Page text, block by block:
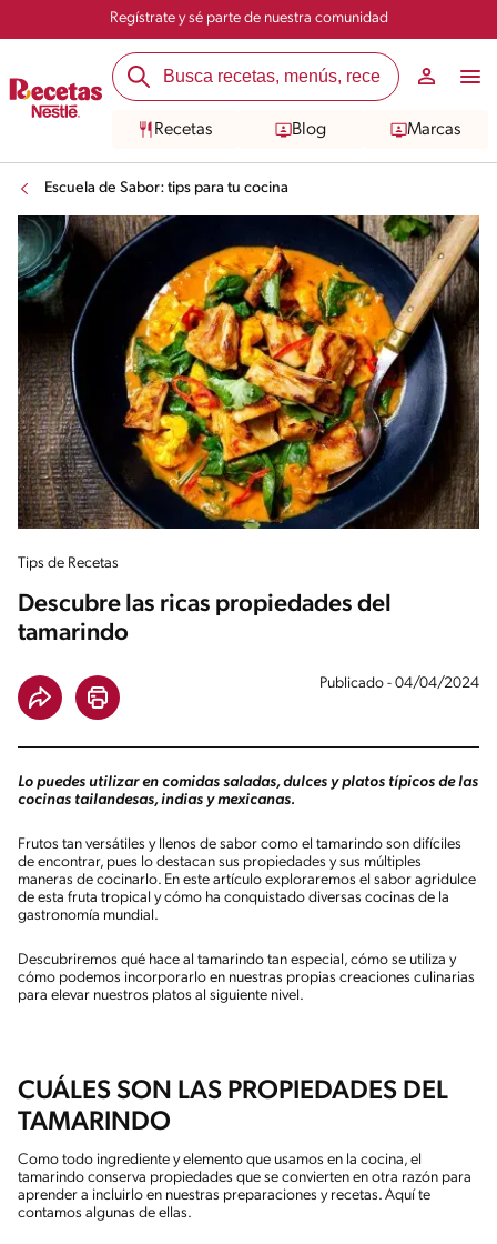
Regístrate y sé parte de nuestra comunidad
Recetas Blog Marcas
Escuela de Sabor: tips para tu cocina
Tips de Recetas
Descubre las ricas propiedades del
tamarindo
Publicado - 04/04/2024
Lo puedes utilizar en comidas saladas, dulces y platos típicos de las
cocinas tailandesas, indias y mexicanas.
Frutos tan versátiles y llenos de sabor como el tamarindo son difíciles
de encontrar, pues lo destacan sus propiedades y sus múltiples
maneras de cocinarlo. En este artículo exploraremos el sabor agridulce
de esta fruta tropical y cómo ha conquistado diversas cocinas de la
gastronomía mundial.
Descubriremos qué hace al tamarindo tan especial, cómo se utiliza y
cómo podemos incorporarlo en nuestras propias creaciones culinarias
para elevar nuestros platos al siguiente nivel.
CUÁLES SON LAS PROPIEDADES DEL
TAMARINDO
Como todo ingrediente y elemento que usamos en la cocina, el
tamarindo conserva propiedades que se convierten en otra razón para
aprender a incluirlo en nuestras preparaciones y recetas. Aquí te
contamos algunas de ellas.